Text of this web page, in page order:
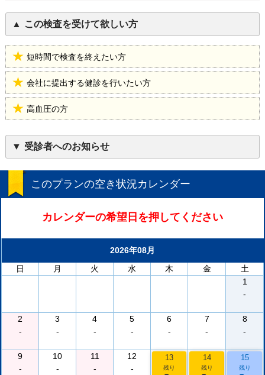
この検査を受けて欲しい方
短時間で検査を終えたい方
会社に提出する健診を行いたい方
高血圧の方
受診者へのお知らせ
このプランの空き状況カレンダー
カレンダーの希望日を押してください
2026年08月
日
月 火 水 木 金
土
1
-
2
-
3
-
4
-
5
-
6
-
7
-
8
-
9
-
10
-
11
-
12
-
13
残り
14
残り
15
残り